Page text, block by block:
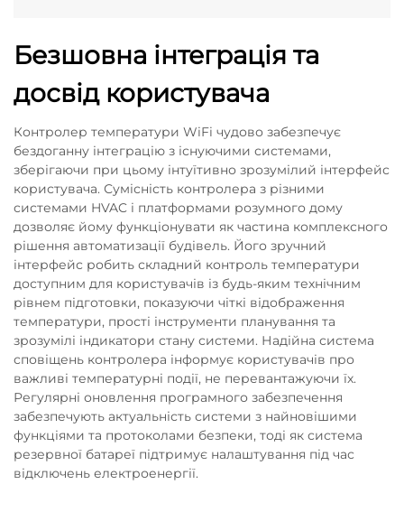
Безшовна інтеграція та
досвід користувача
Контролер температури WiFi чудово забезпечує
бездоганну інтеграцію з існуючими системами,
зберігаючи при цьому інтуїтивно зрозумілий інтерфейс
користувача. Сумісність контролера з різними
системами HVAC і платформами розумного дому
дозволяє йому функціонувати як частина комплексного
рішення автоматизації будівель. Його зручний
інтерфейс робить складний контроль температури
доступним для користувачів із будь-яким технічним
рівнем підготовки, показуючи чіткі відображення
температури, прості інструменти планування та
зрозумілі індикатори стану системи. Надійна система
сповіщень контролера інформує користувачів про
важливі температурні події, не перевантажуючи їх.
Регулярні оновлення програмного забезпечення
забезпечують актуальність системи з найновішими
функціями та протоколами безпеки, тоді як система
резервної батареї підтримує налаштування під час
відключень електроенергії.